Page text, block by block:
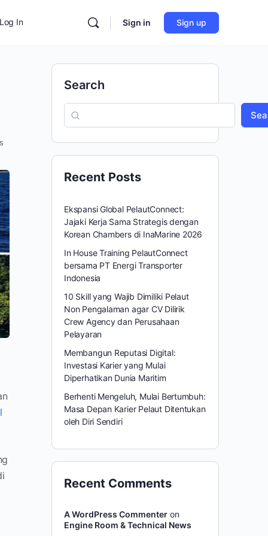
In Sign in Sign up
Search
Recent Posts
Ekspansi Global PelautConnect:
Jajaki Kerja Sama Strategis dengan
Korean Chambers di InaMarine 2026
In House Training PelautConnect
bersama PT Energi Transporter
Indonesia
10 Skill yang Wajib Dimiliki Pelaut
Non Pengalaman agar CV Dilirik
Crew Agency dan Perusahaan
Pelayaran
Membangun Reputasi Digital:
Investasi Karier yang Mulai
Diperhatikan Dunia Maritim
Berhenti Mengeluh, Mulai Bertumbuh:
Masa Depan Karier Pelaut Ditentukan
oleh Diri Sendiri
Recent Comments
A WordPress Commenter on
Engine Room & Technical News